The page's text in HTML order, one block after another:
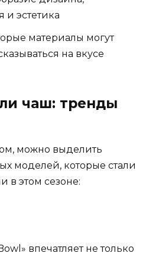
и эстетика
материалы могут
на вкусе
чаш: тренды
можно выделить
моделей, которые стали
в этом сезоне:
впечатляет не только